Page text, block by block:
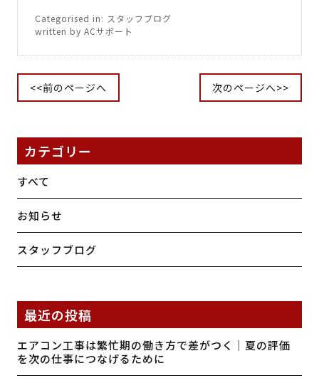
Categorised in: スタッフブログ
written by ACサポート
<<前のページへ 次のページへ>>
カテゴリー
すべて
お知らせ
スタッフブログ
最近の投稿
エアコン工事は繁忙期の働き方で差がつく｜夏の評価
を次の仕事につなげるために